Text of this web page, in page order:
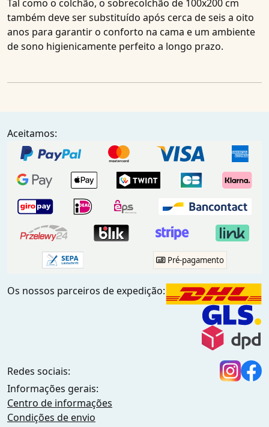
Tal como o colchão, o sobrecolchão de 100x200 cm
também deve ser substituído após cerca de seis a oito
anos para garantir o conforto na cama e um ambiente
de sono higienicamente perfeito a longo prazo.
Aceitamos:
Pré-pagamento
Os nossos parceiros de expedição:
Redes sociais:
Informações gerais:
Centro de informações
Condições de envio